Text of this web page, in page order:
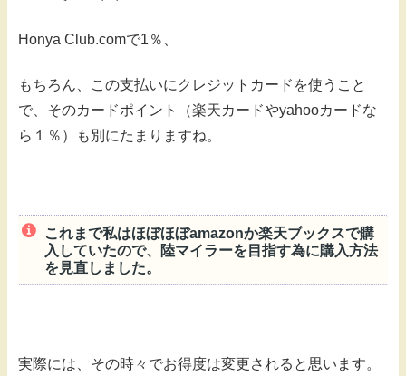
Honya Club.comで1％、
もちろん、この支払いにクレジットカードを使うこと
で、そのカードポイント（楽天カードやyahooカードな
ら１％）も別にたまりますね。
これまで私はほぼほぼamazonか楽天ブックスで購
入していたので、陸マイラーを目指す為に購入方法
を見直しました。
実際には、その時々でお得度は変更されると思います。